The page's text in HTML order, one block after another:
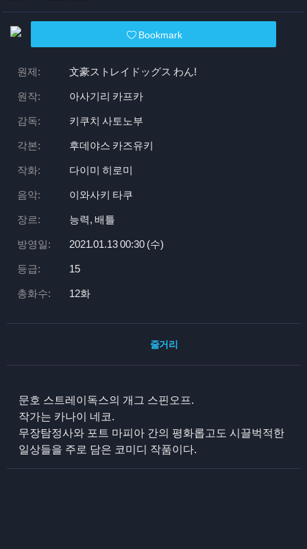
Bookmark
원제: 文豪ストレイドッグス わん!
원작: 아사기리 카프카
감독: 키쿠치 사토노부
각본: 후데야스 카즈유키
작화: 다이미 히로미
음악: 이와사키 타쿠
장르: 능력, 배틀
방영일: 2021.01.13 00:30 (수)
등급: 15
총화수: 12화
줄거리
문호 스트레이독스의 개그 스핀오프.
작가는 카나이 네코.
무장탐정사와 포트 마피아 간의 평화롭고도 시끌벅적한
일상들을 주로 담은 코미디 작품이다.